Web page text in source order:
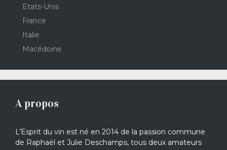
Etats-Unis
France
Italie
Macédoine
A propos
L’Esprit du vin est né en 2014 de la passion commune
de Raphaël et Julie Deschamps, tous deux amateurs